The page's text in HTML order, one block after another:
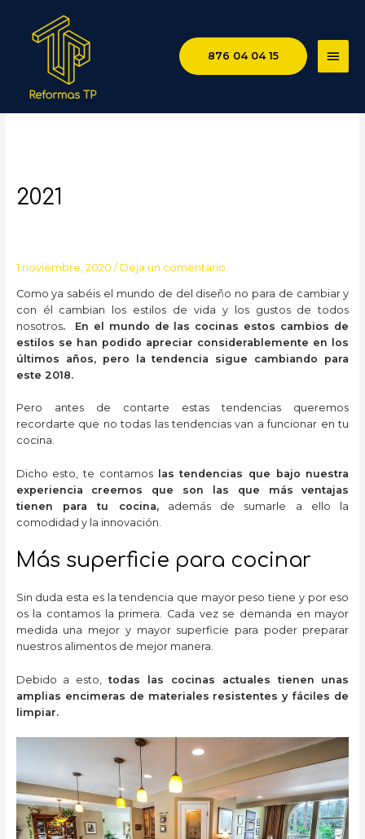
876 04 04 15
Tendencias en cocinas para
2021
1 noviembre, 2020 / Deja un comentario
Como ya sabéis el mundo de del diseño no para de cambiar y
con él cambian los estilos de vida y los gustos de todos
nosotros. En el mundo de las cocinas estos cambios de
estilos se han podido apreciar considerablemente en los
últimos años, pero la tendencia sigue cambiando para
este 2018.
Pero antes de contarte estas tendencias queremos
recordarte que no todas las tendencias van a funcionar en tu
cocina.
Dicho esto, te contamos
las tendencias que bajo nuestra
experiencia creemos que son las que más ventajas
tienen para tu cocina,además de sumarle a ello la
comodidad y la innovación.
Más superficie para cocinar
Sin duda esta es la tendencia que mayor peso tiene y por eso
os la contamos la primera. Cada vez se demanda en mayor
medida una mejor y mayor superficie para poder preparar
nuestros alimentos de mejor manera.
Debido a esto,todas las cocinas actuales tienen unas
amplias encimeras de materiales resistentes y fáciles de
limpiar.